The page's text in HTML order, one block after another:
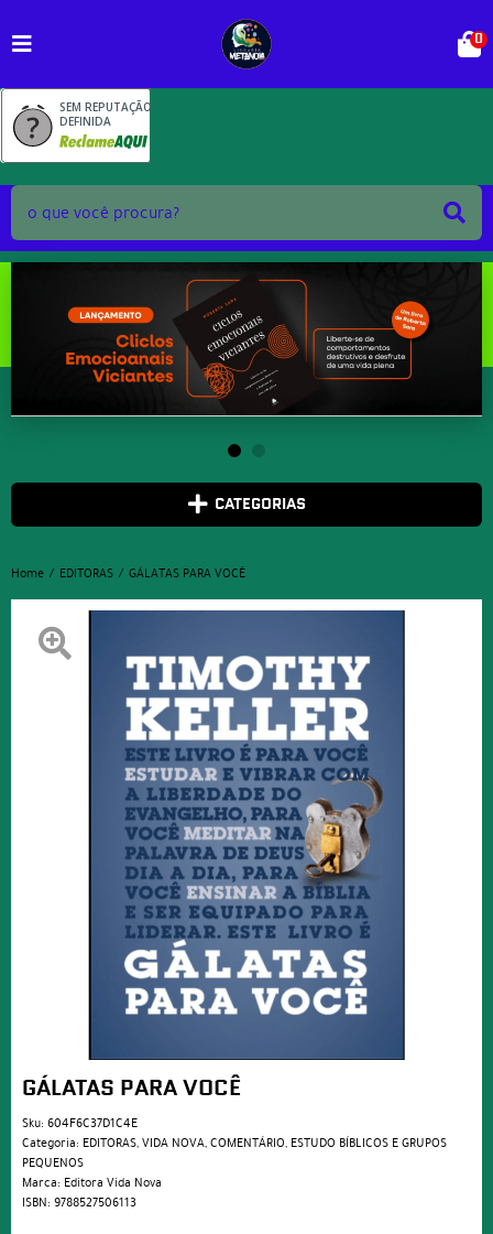
SEM REPUTAÇÃO
DEFINIDA
0
CATEGORIAS
Home EDITORAS GÁLATAS PARA VOCÊ
GÁLATAS PARA VOCÊ
Sku: 604F6C37D1C4E
Categoria: EDITORAS,VIDA NOVA,COMENTÁRIO, ESTUDO BÍBLICOS E GRUPOS
PEQUENOS
Marca: Editora Vida Nova
ISBN: 9788527506113